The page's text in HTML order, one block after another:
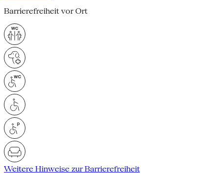
Barrierefreiheit vor Ort
Weitere Hinweise zur Barrierefreiheit